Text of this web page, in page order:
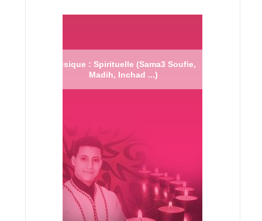
Musique : Spirituelle (Sama3 Soufie,
Madih, Inchad ...)